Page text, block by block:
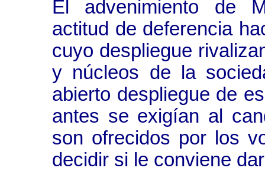
El advenimiento de
actitud de deferencia
cuyo despliegue
y núcleos de la
abierto despliegue de
antes se exigían al
son ofrecidos por los
decidir si le conviene